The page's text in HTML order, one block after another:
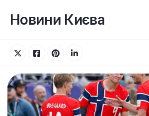
вмістуНовини Києва